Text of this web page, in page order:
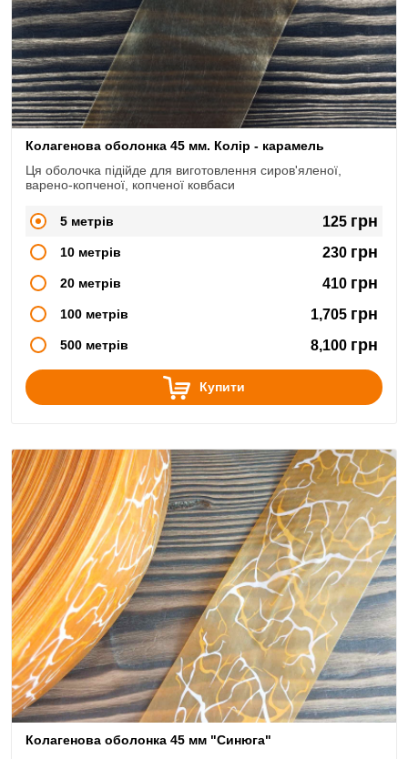
Колагенова оболонка 45 мм. Колір - карамель
Ця оболочка підійде для виготовлення сиров'яленої,
варено-копченої, копченої ковбаси
5 метрів 125 грн
10 метрів 230 грн
20 метрів 410 грн
100 метрів 1,705 грн
500 метрів 8,100 грн
Купити
Колагенова оболонка 45 мм "Синюга"